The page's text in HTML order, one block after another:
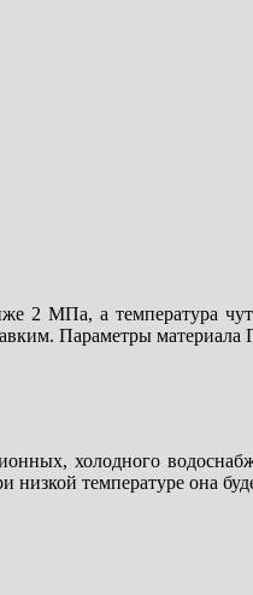
2 МПа, а температура
Параметры
холодного
температуре она